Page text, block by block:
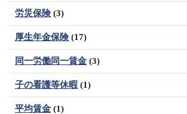
労災保険(3)
厚生年金保険(17)
同一労働同一賃金 (3)
子の看護等休暇 (1)
平均賃金 (1)